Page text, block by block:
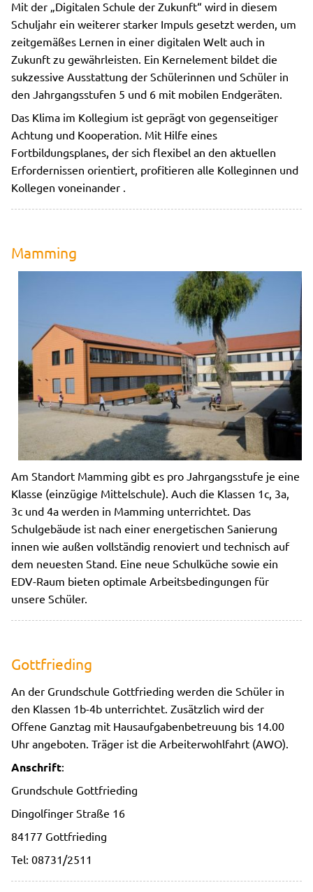
Mit der „Digitalen Schule der Zukunft“ wird in diesem
Schuljahr ein weiterer starker Impuls gesetzt werden, um
zeitgemäßes Lernen in einer digitalen Welt auch in
Zukunft zu gewährleisten. Ein Kernelement bildet die
sukzessive Ausstattung der Schülerinnen und Schüler in
den Jahrgangsstufen 5 und 6 mit mobilen Endgeräten.
Das Klima im Kollegium ist geprägt von gegenseitiger
Achtung und Kooperation. Mit Hilfe eines
Fortbildungsplanes, der sich flexibel an den aktuellen
Erfordernissen orientiert, profitieren alle Kolleginnen und
Kollegen voneinander .
Mamming
Am Standort Mamming gibt es pro Jahrgangsstufe je eine
Klasse (einzügige Mittelschule). Auch die Klassen 1c, 3a,
3c und 4a werden in Mamming unterrichtet. Das
Schulgebäude ist nach einer energetischen Sanierung
innen wie außen vollständig renoviert und technisch auf
dem neuesten Stand. Eine neue Schulküche sowie ein
EDV-Raum bieten optimale Arbeitsbedingungen für
unsere Schüler.
Gottfrieding
An der Grundschule Gottfrieding werden die Schüler in
den Klassen 1b-4b unterrichtet. Zusätzlich wird der
Offene Ganztag mit Hausaufgabenbetreuung bis 14.00
Uhr angeboten. Träger ist die Arbeiterwohlfahrt (AWO).
Anschrift:
Grundschule Gottfrieding
Dingolfinger Straße 16
84177 Gottfrieding
Tel: 08731/2511